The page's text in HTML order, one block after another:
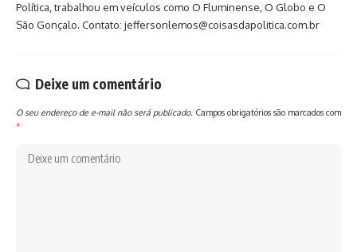
Política, trabalhou em veículos como O Fluminense, O Globo e O
São Gonçalo. Contato: jeffersonlemos@coisasdapolitica.com.br
Deixe um comentário
O seu endereço de e-mail não será publicado. Campos obrigatórios são marcados com
*